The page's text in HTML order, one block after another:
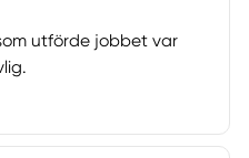
utförde jobbet var